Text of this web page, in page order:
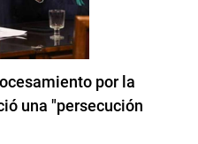
por la
una "persecución